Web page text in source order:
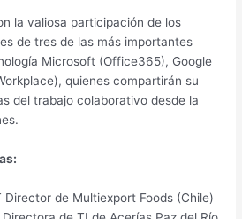
la valiosa participación de los
de tres de las más importantes
Microsoft (Office365), Google
quienes compartirán su
del trabajo colaborativo desde la
Director de Multiexport Foods (Chile)